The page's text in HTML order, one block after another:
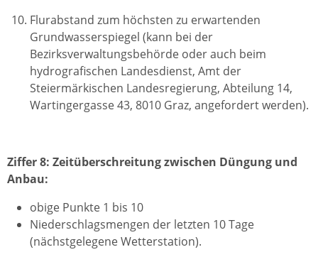
Flurabstand zum höchsten zu erwartenden
Grundwasserspiegel (kann bei der
Bezirksverwaltungsbehörde oder auch beim
hydrografischen Landesdienst, Amt der
Steiermärkischen Landesregierung, Abteilung 14,
Wartingergasse 43, 8010 Graz, angefordert werden).
Ziffer 8: Zeitüberschreitung zwischen Düngung und
Anbau:
obige Punkte 1 bis 10
Niederschlagsmengen der letzten 10 Tage
(nächstgelegene Wetterstation).